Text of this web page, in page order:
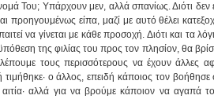
Του; Υπάρχουν μεν, αλλά σπανίως. Διότι
προηγουμένως είπα, μαζί με αυτό θέλει
να γίνεται με κάθε προσοχή. Διότι και τα
της φιλίας του προς τον πλησίον, θα
τους περισσότερους να έχουν άλλες
τιμήθηκε· ο άλλος, επειδή κάποιος τον
αλλά για να βρούμε κάποιον να αγαπά